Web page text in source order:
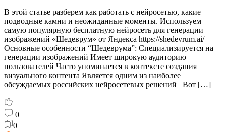
В этой статье разберем как работать с нейросетью, какие
подводные камни и неожиданные моменты. Используем
самую популярную бесплатную нейросеть для генерации
изображений «Шедеврум» от Яндекса https://shedevrum.ai/
Основные особенности “Шедеврума”: Специализируется на
генерации изображений Имеет широкую аудиторию
пользователей Часто упоминается в контексте создания
визуального контента Является одним из наиболее
обсуждаемых российских нейросетевых решений Вот […]
0
0